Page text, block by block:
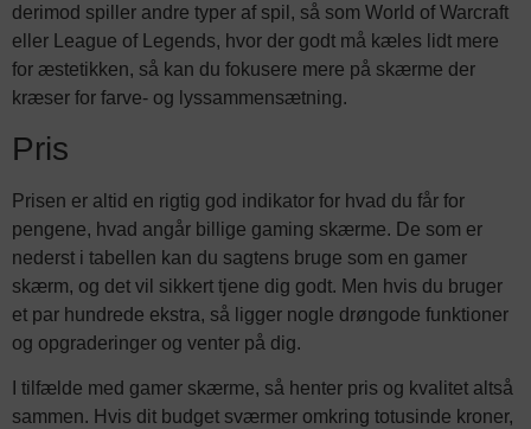
derimod spiller andre typer af spil, så som World of Warcraft
eller League of Legends, hvor der godt må kæles lidt mere
for æstetikken, så kan du fokusere mere på skærme der
kræser for farve- og lyssammensætning.
Pris
Prisen er altid en rigtig god indikator for hvad du får for
pengene, hvad angår billige gaming skærme. De som er
nederst i tabellen kan du sagtens bruge som en gamer
skærm, og det vil sikkert tjene dig godt. Men hvis du bruger
et par hundrede ekstra, så ligger nogle drøngode funktioner
og opgraderinger og venter på dig.
I tilfælde med gamer skærme, så henter pris og kvalitet altså
sammen. Hvis dit budget sværmer omkring totusinde kroner,